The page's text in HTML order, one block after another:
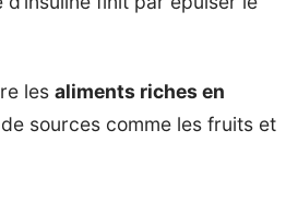
les aliments riches en
sources comme les fruits et